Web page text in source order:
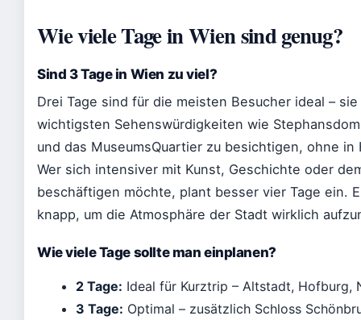
Wie viele Tage in Wien sind genug?
Sind 3 Tage in Wien zu viel?
Drei Tage sind für die meisten Besucher ideal –
wichtigsten Sehenswürdigkeiten wie
und das MuseumsQuartier zu besichtigen, ohne
Wer sich intensiver mit Kunst, Geschichte oder
beschäftigen möchte, plant besser vier Tage ein.
knapp, um die Atmosphäre der Stadt wirklich
Wie viele Tage sollte man einplanen?
2 Tage: Ideal für Kurztrip – Altstadt, Hofburg,
3 Tage: Optimal – zusätzlich Schloss